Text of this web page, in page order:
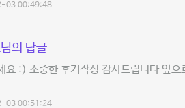
03 00:49:48
의 답글
요 :) 소중한 후기작성 감사드립니다 앞
03 00:51:24